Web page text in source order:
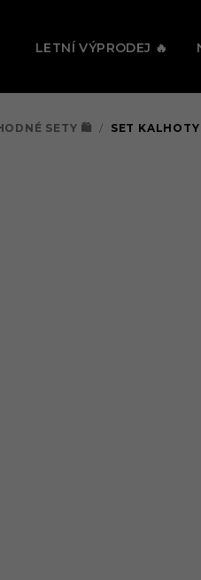
LETNÍ VÝPRODEJ 🔥
SETY 🛍️ / SET